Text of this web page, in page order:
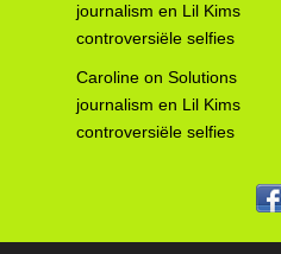
journalism en Lil Kims
controversiële selfies
Caroline on Solutions
journalism en Lil Kims
controversiële selfies